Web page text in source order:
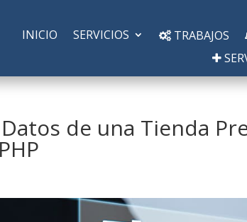
INICIO SERVICIOS TRABAJOS
de una Tienda